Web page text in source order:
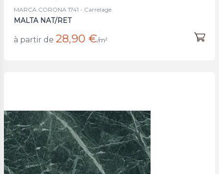
MARCA CORONA 1741 - Carrelage
MALTA NAT/RET
à partir de 28,90 €/m²